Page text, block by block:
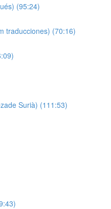
(95:24)
traducciones) (70:16)
Surià) (111:53)